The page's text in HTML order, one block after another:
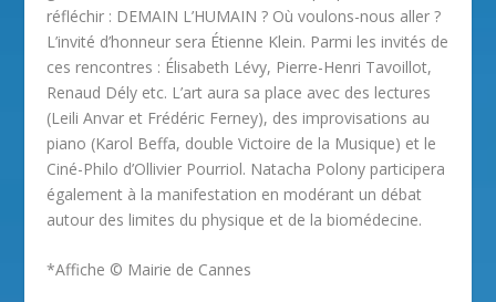
réfléchir : DEMAIN L’HUMAIN ? Où voulons-nous aller ?
L’invité d’honneur sera Étienne Klein. Parmi les invités de
ces rencontres : Élisabeth Lévy, Pierre-Henri Tavoillot,
Renaud Dély etc. L’art aura sa place avec des lectures
(Leili Anvar et Frédéric Ferney), des improvisations au
piano (Karol Beffa, double Victoire de la Musique) et le
Ciné-Philo d’Ollivier Pourriol. Natacha Polony participera
également à la manifestation en modérant un débat
autour des limites du physique et de la biomédecine.
*Affiche © Mairie de Cannes